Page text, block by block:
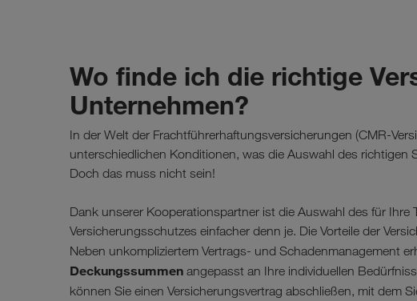
Wo finde ich die richtige
Unternehmen?
In der Welt der Frachtführerhaftungsversicherungen (CMR-
unterschiedlichen Konditionen, was die Auswahl des richtigen
Doch das muss nicht sein!
Dank unserer Kooperationspartner ist die Auswahl des für Ihre
Versicherungsschutzes einfacher denn je. Die Vorteile der
Neben unkompliziertem Vertrags- und Schadenmanagement
Deckungssummen angepasst an Ihre individuellen
können Sie einen Versicherungsvertrag abschließen, mit dem